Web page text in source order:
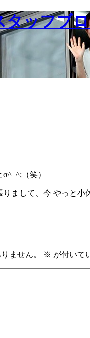
（笑）
まして、今 やっと小
ません。 ※ が付いて